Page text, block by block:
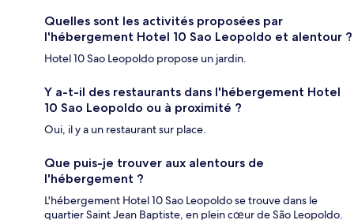
Quelles sont les activités proposées par
l'hébergement Hotel 10 Sao Leopoldo et alentour ?
Hotel 10 Sao Leopoldo propose un jardin.
Y a-t-il des restaurants dans l'hébergement Hotel
10 Sao Leopoldo ou à proximité ?
Oui, il y a un restaurant sur place.
Que puis-je trouver aux alentours de
l'hébergement ?
L'hébergement Hotel 10 Sao Leopoldo se trouve dans le
quartier Saint Jean Baptiste, en plein cœur de São Leopoldo.